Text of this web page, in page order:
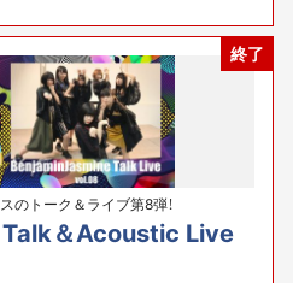
終了
のトーク＆ライブ第8弾！
＆Acoustic Live